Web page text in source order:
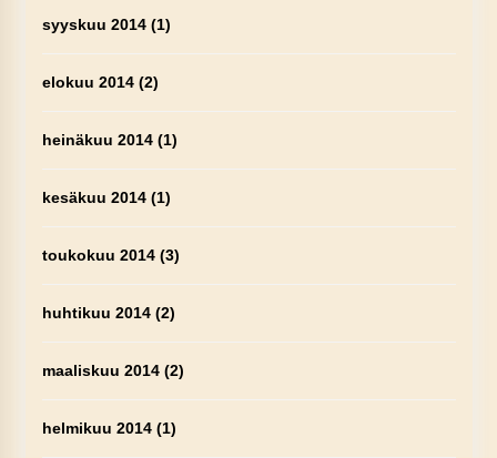
syyskuu 2014(1)
elokuu 2014(2)
heinäkuu 2014(1)
kesäkuu 2014(1)
toukokuu 2014(3)
huhtikuu 2014(2)
maaliskuu 2014(2)
helmikuu 2014(1)